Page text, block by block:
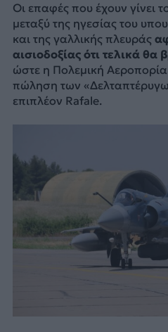
Οι επαφές που έχουν γίνει
μεταξύ της ηγεσίας του
και της γαλλικής πλευράς
αισιοδοξίας ότι τελικά
ώστε η Πολεμική
πώληση των
επιπλέον Rafale.